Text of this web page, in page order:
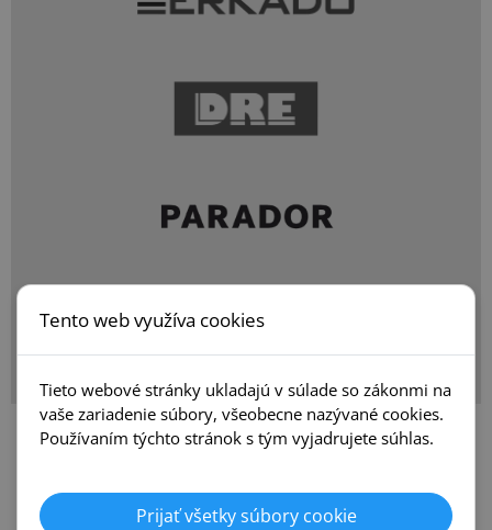
Tento web využíva cookies
Tieto webové stránky ukladajú v súlade so zákonmi na
vaše zariadenie súbory, všeobecne nazývané cookies.
Používaním týchto stránok s tým vyjadrujete súhlas.
Prijať všetky súbory cookie